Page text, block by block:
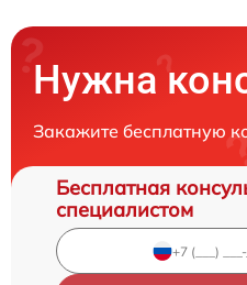
Нужна
Закажите бесплатную
Бесплатная
специалистом